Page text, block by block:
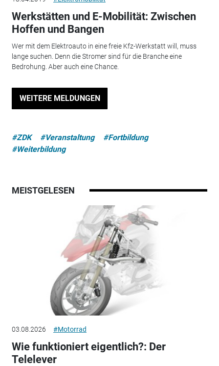
Werkstätten und E-Mobilität: Zwischen
Hoffen und Bangen
Wer mit dem Elektroauto in eine freie Kfz-Werkstatt will, muss
lange suchen. Denn die Stromer sind für die Branche eine
Bedrohung. Aber auch eine Chance.
WEITERE MELDUNGEN
#ZDK #Veranstaltung
#Fortbildung
#Weiterbildung
MEISTGELESEN
03.08.2026 #Motorrad
Wie funktioniert eigentlich?: Der
Telelever